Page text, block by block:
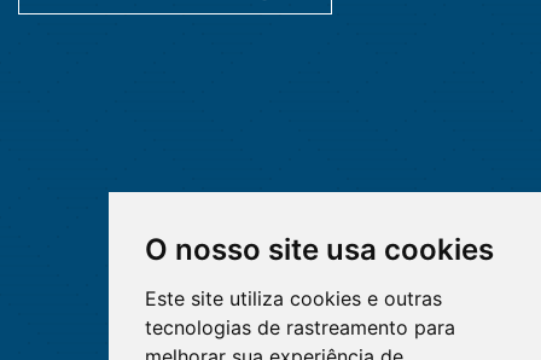
O nosso site usa cookies
Este site utiliza cookies e outras
tecnologias de rastreamento para